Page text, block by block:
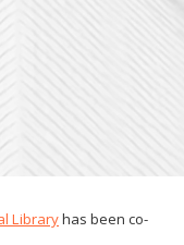
Libraryhas been co-